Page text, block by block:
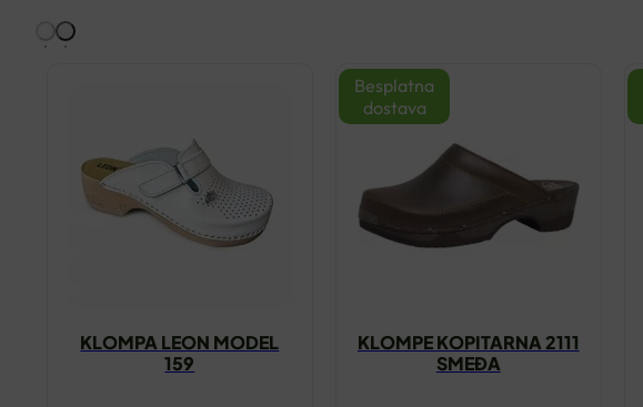
KLOMPA LEON MODEL
159
KLOMPE KOPITARNA 2111
SMEĐA
Besplatna
dostava